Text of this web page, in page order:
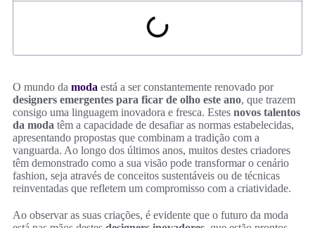
O mundo da moda está a ser constantemente renovado por
designers emergentes para ficar de olho este ano, que trazem
consigo uma linguagem inovadora e fresca. Estes novos talentos
da moda têm a capacidade de desafiar as normas estabelecidas,
apresentando propostas que combinam a tradição com a
vanguarda. Ao longo dos últimos anos, muitos destes criadores
têm demonstrado como a sua visão pode transformar o cenário
fashion, seja através de conceitos sustentáveis ou de técnicas
reinventadas que refletem um compromisso com a criatividade.
Ao observar as suas criações, é evidente que o futuro da moda